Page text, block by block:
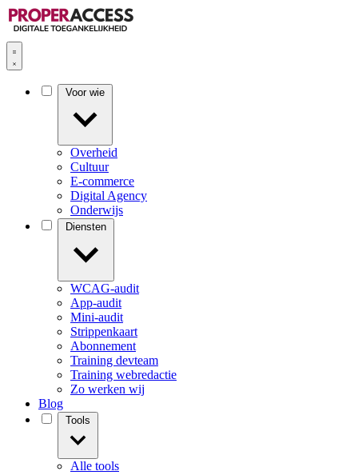
Overheid
Cultuur
E-commerce
Digital Agency
Onderwijs
WCAG-audit
App-audit
Mini-audit
Strippenkaart
Abonnement
Training devteam
Training webredactie
Zo werken wij
Blog
Alle tools